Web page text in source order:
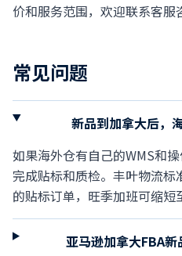
价和服务范围，欢迎联系客服
常见问题
新品到加拿大后，
如果海外仓有自己的WMS和
完成贴标和质检。丰叶物流
的贴标订单，旺季加班可缩短
亚马逊加拿大FBA新